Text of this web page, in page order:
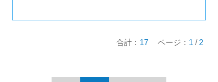
合計： 17 ページ： 1 / 2